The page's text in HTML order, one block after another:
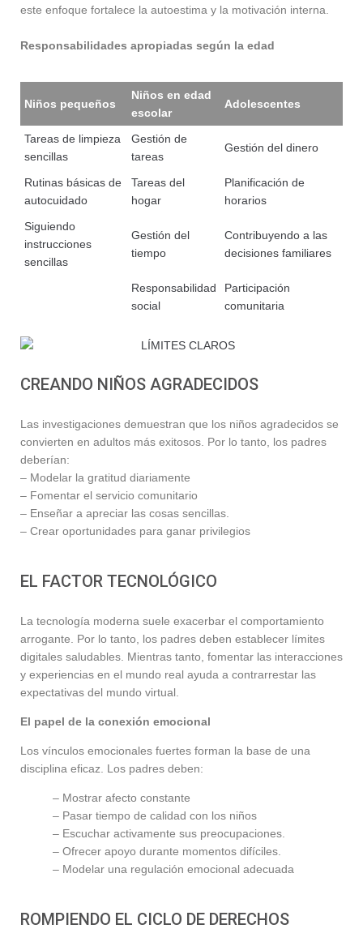
este enfoque fortalece la autoestima y la motivación interna.
Responsabilidades apropiadas según la edad
Niños pequeños
Niños en edad
escolar
Adolescentes
Tareas de limpieza
sencillas
Gestión de
tareas
Gestión del dinero
Rutinas básicas de
autocuidado
Tareas del
hogar
Planificación de
horarios
Siguiendo
instrucciones
sencillas
Gestión del
tiempo
Contribuyendo a las
decisiones familiares
Responsabilidad
social
Participación
comunitaria
CREANDO NIÑOS AGRADECIDOS
Las investigaciones demuestran que los niños agradecidos se
convierten en adultos más exitosos. Por lo tanto, los padres
deberían:
– Modelar la gratitud diariamente
– Fomentar el servicio comunitario
– Enseñar a apreciar las cosas sencillas.
– Crear oportunidades para ganar privilegios
EL FACTOR TECNOLÓGICO
La tecnología moderna suele exacerbar el comportamiento
arrogante. Por lo tanto, los padres deben establecer límites
digitales saludables. Mientras tanto, fomentar las interacciones
y experiencias en el mundo real ayuda a contrarrestar las
expectativas del mundo virtual.
El papel de la conexión emocional
Los vínculos emocionales fuertes forman la base de una
disciplina eficaz. Los padres deben:
– Mostrar afecto constante
– Pasar tiempo de calidad con los niños
– Escuchar activamente sus preocupaciones.
– Ofrecer apoyo durante momentos difíciles.
– Modelar una regulación emocional adecuada
ROMPIENDO EL CICLO DE DERECHOS